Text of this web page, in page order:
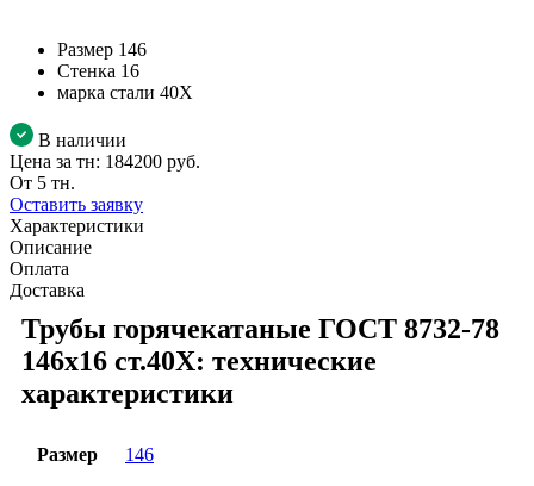
Размер 146
Стенка 16
марка стали 40Х
В наличии
Цена за тн: 184200 руб.
От 5 тн.
Оставить заявку
Характеристики
Описание
Оплата
Доставка
Трубы горячекатаные ГОСТ 8732-78
146x16 ст.40Х: технические
характеристики
Размер 146